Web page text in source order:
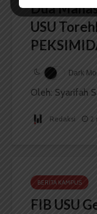
Dua
USU
Dark
Oleh: Syarifah
Redaksi 2
BERITA KAMPUS
FIB USU